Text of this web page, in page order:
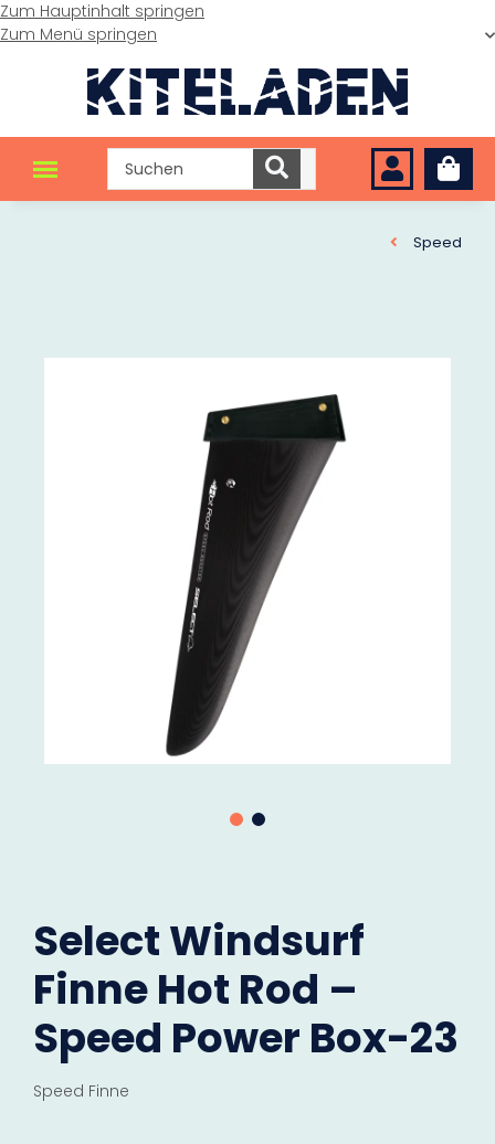
Zum Hauptinhalt springen
Zum Menü springen
Speed
Select Windsurf
Finne Hot Rod –
Speed Power Box-23
Speed Finne